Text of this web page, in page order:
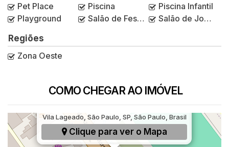
Pet Place
Piscina
Piscina Infantil
Playground
Salão de Festas
Salão de Jogos
Regiões
Zona Oeste
COMO CHEGAR AO IMÓVEL
Avenida Corifeu de Azevedo Marques, 3275,
Vila Lageado, São Paulo, SP, São Paulo, Brasil
Clique para ver o Mapa